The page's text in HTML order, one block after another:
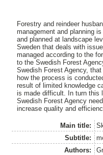
Forestry and reindeer
management and planning
and planned at landscape
Sweden that deals with
managed according to the
to the Swedish Forest
Swedish Forest Agency,
how the process is
result of limited knowledge
is made difficult. In turn this
Swedish Forest Agency
increase quality and
Main title:
Subtitle:
Authors: